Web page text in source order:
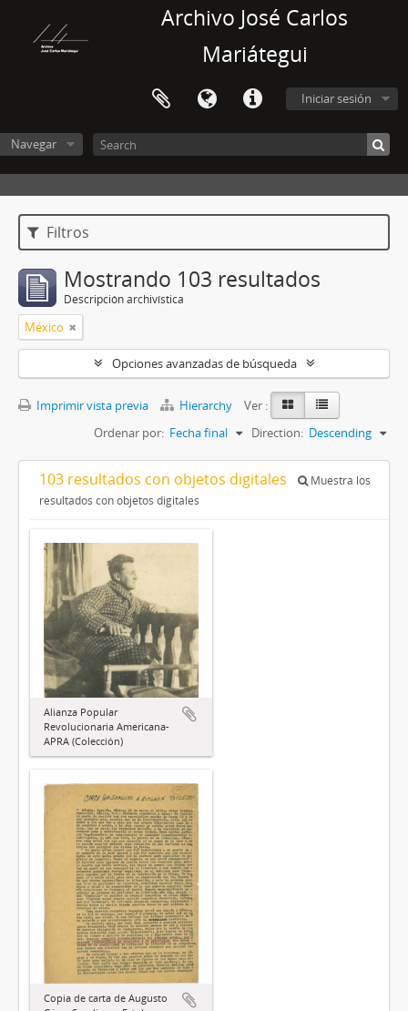
Archivo José Carlos
Mariátegui
Iniciar sesión
Navegar
Filtros
Mostrando 103 resultados
Descripción archivística
México
Opciones avanzadas de búsqueda
Imprimir vista previa Hierarchy
Ver :
Ordenar por: Fecha final Direction: Descending
103 resultados con objetos digitales
Muestra los
resultados con objetos digitales
Alianza Popular
Revolucionaria Americana-
APRA (Colección)
Copia de carta de Augusto